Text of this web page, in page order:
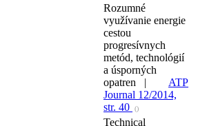
Rozumné
využívanie energie
cestou
progresívnych
metód, technológií
a úsporných
opatren |
ATP
Journal 12/2014,
str. 40
()
Technical